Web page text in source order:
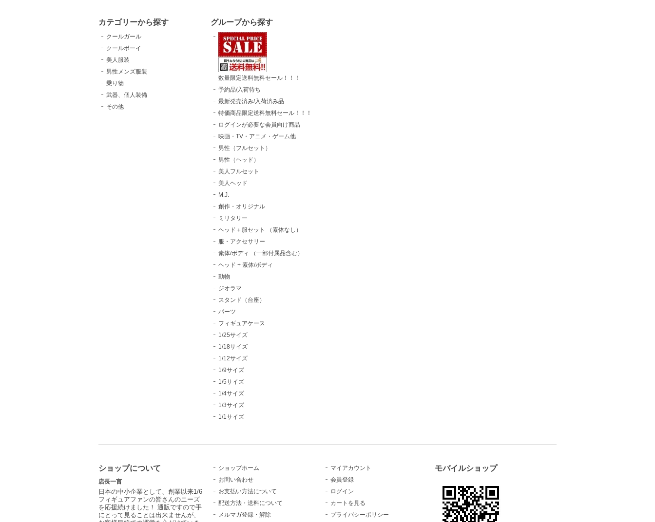
カテゴリーから探す
クールガール
クールボーイ
美人服装
男性メンズ服装
乗り物
武器、個人装備
その他
グループから探す
数量限定送料無料セール！！！
予約品/入荷待ち
最新発売済み/入荷済み品
特価商品限定送料無料セール！！！
ログインが必要な会員向け商品
映画・TV・アニメ・ゲーム他
男性（フルセット）
男性（ヘッド）
美人フルセット
美人ヘッド
M.J.
創作・オリジナル
ミリタリー
ヘッド＋服セット （素体なし）
服・アクセサリー
素体/ボディ （一部付属品含む）
ヘッド + 素体/ボディ
動物
ジオラマ
スタンド（台座）
パーツ
フィギュアケース
1/25サイズ
1/18サイズ
1/12サイズ
1/9サイズ
1/5サイズ
1/4サイズ
1/3サイズ
1/1サイズ
ショップについて
店長一言
日本の中小企業として、創業以来1/6
フィギュアファンの皆さんのニーズ
を応援続けました！ 通販ですので手
にとって見ることは出来ませんが、
ショップホーム
お問い合わせ
お支払い方法について
配送方法・送料について
メルマガ登録・解除
マイアカウント
会員登録
ログイン
カートを見る
プライバシーポリシー
モバイルショップ